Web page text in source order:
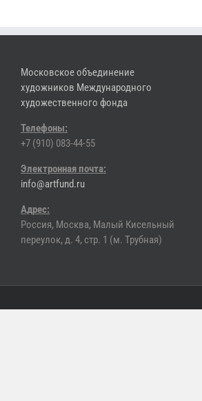
Московское объединение
художников Международного
художественного фонда
Телефоны:
+7 (910) 083-44-55
Электронная почта:
info@artfund.ru
Адрес:
Россия, Москва, Малый Кисельный
переулок, д. 4, стр. 1 (м. Трубная)